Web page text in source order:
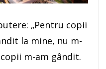
„Pentru copii
la mine, nu m-
m-am gândit.